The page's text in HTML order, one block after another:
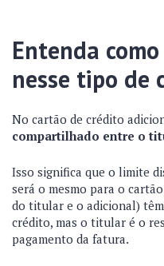
Entenda
nesse tipo de
No cartão de crédito
compartilhado entre o
Isso significa que o limite
será o mesmo para o
do titular e o adicional)
crédito, mas o titular é o
pagamento da fatura.